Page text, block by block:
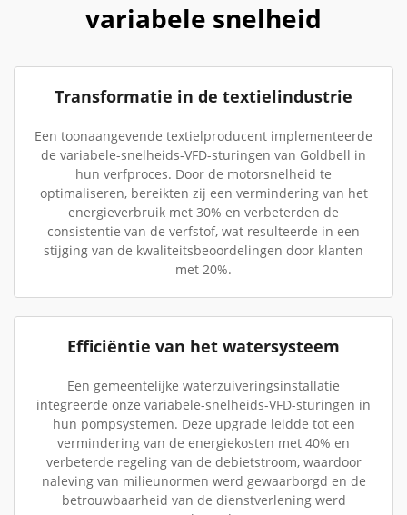
variabele snelheid
Transformatie in de textielindustrie
Een toonaangevende textielproducent implementeerde
de variabele-snelheids-VFD-sturingen van Goldbell in
hun verfproces. Door de motorsnelheid te
optimaliseren, bereikten zij een vermindering van het
energieverbruik met 30% en verbeterden de
consistentie van de verfstof, wat resulteerde in een
stijging van de kwaliteitsbeoordelingen door klanten
met 20%.
Efficiëntie van het watersysteem
Een gemeentelijke waterzuiveringsinstallatie
integreerde onze variabele-snelheids-VFD-sturingen in
hun pompsystemen. Deze upgrade leidde tot een
vermindering van de energiekosten met 40% en
verbeterde regeling van de debietstroom, waardoor
naleving van milieunormen werd gewaarborgd en de
betrouwbaarheid van de dienstverlening werd